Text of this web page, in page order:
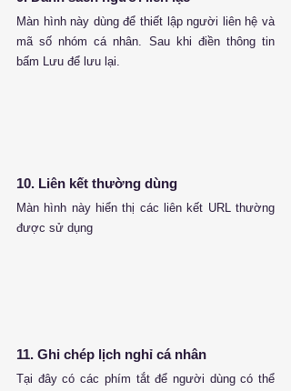
Màn hình này dùng để thiết lập người liên hệ và
mã số nhóm cá nhân. Sau khi điền thông tin
bấm Lưu để lưu lại.
10. Liên kết thường dùng
Màn hình này hiển thị các liên kết URL thường
được sử dụng
11. Ghi chép lịch nghỉ cá nhân
Tại đây có các phím tắt để người dùng có thể